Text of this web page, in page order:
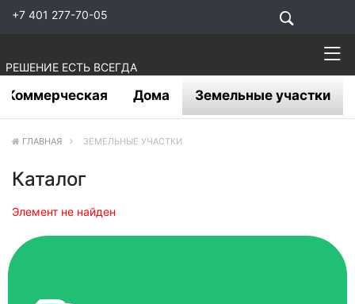
+7 401 277-70-05
РЕШЕНИЕ ЕСТЬ ВСЕГДА
Коммерческая Дома Земельные участки
ГЛАВНАЯ ЗЕМЕЛЬНЫЕ УЧАСТКИ
Каталог
Элемент не найден